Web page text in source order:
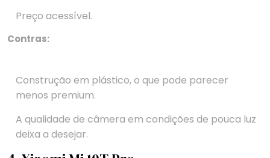
Preço acessível.
Contras:
Construção em plástico, o que pode parecer
menos premium.
A qualidade de câmera em condições de pouca luz
deixa a desejar.